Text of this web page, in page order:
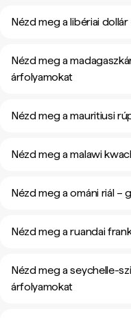
Nézd meg a libériai
Nézd meg a
árfolyamokat
Nézd meg a mauritiusi
Nézd meg a malawi
Nézd meg a ománi riál –
Nézd meg a ruandai
Nézd meg a seychelle-
árfolyamokat